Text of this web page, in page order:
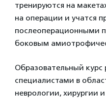
тренируются на
на операции и учатся
послеоперационными
боковым
Образовательный
специалистами в
неврологии, хирургии